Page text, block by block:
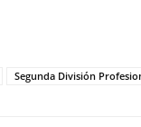
Segunda División